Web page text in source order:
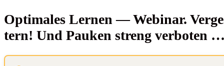
Opti­ma­les Ler­nen — Web­i­nar.
tern! Und Pau­ken streng verboten